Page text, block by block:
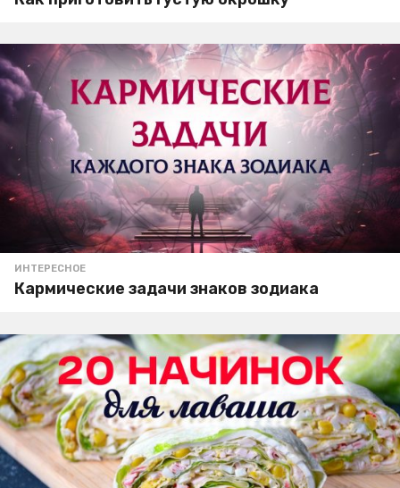
ИНТЕРЕСНОЕ
Кармические задачи знаков зодиака